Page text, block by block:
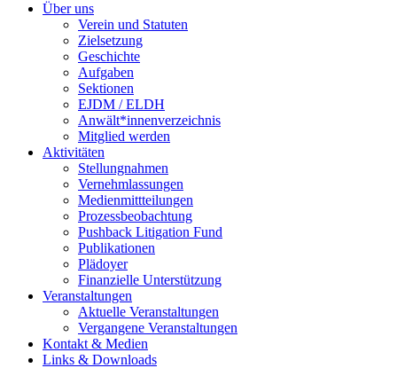
Über uns
Verein und Statuten
Zielsetzung
Geschichte
Aufgaben
Sektionen
EJDM / ELDH
Anwält*innenverzeichnis
Mitglied werden
Aktivitäten
Stellungnahmen
Vernehmlassungen
Medienmittteilungen
Prozessbeobachtung
Pushback Litigation Fund
Publikationen
Plädoyer
Finanzielle Unterstützung
Veranstaltungen
Aktuelle Veranstaltungen
Vergangene Veranstaltungen
Kontakt & Medien
Links & Downloads